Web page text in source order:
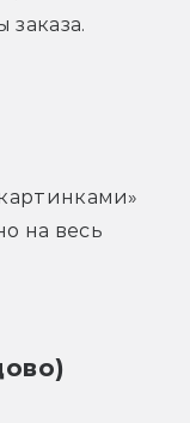
на весь